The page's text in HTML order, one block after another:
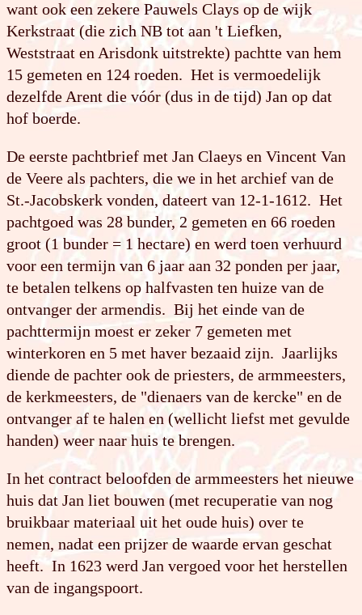
want ook een zekere Pauwels Clays op de wijk
Kerkstraat (die zich NB tot aan 't Liefken,
Weststraat en Arisdonk uitstrekte) pachtte van hem
15 gemeten en 124 roeden. Het is vermoedelijk
dezelfde Arent die vóór (dus in de tijd) Jan op dat
hof boerde.
De eerste pachtbrief met Jan Claeys en Vincent Van
de Veere als pachters, die we in het archief van de
St.-Jacobskerk vonden, dateert van 12-1-1612. Het
pachtgoed was 28 bunder, 2 gemeten en 66 roeden
groot (1 bunder = 1 hectare) en werd toen verhuurd
voor een termijn van 6 jaar aan 32 ponden per jaar,
te betalen telkens op halfvasten ten huize van de
ontvanger der armendis. Bij het einde van de
pachttermijn moest er zeker 7 gemeten met
winterkoren en 5 met haver bezaaid zijn. Jaarlijks
diende de pachter ook de priesters, de armmeesters,
de kerkmeesters, de "dienaers van de kercke" en de
ontvanger af te halen en (wellicht liefst met gevulde
handen) weer naar huis te brengen.
In het contract beloofden de armmeesters het nieuwe
huis dat Jan liet bouwen (met recuperatie van nog
bruikbaar materiaal uit het oude huis) over te
nemen, nadat een prijzer de waarde ervan geschat
heeft. In 1623 werd Jan vergoed voor het herstellen
van de ingangspoort.